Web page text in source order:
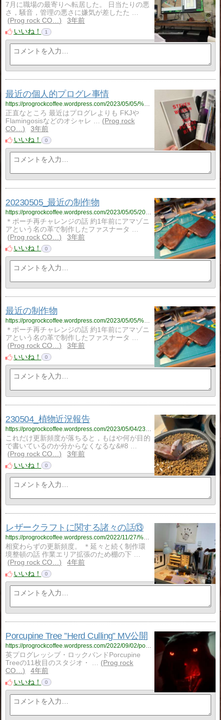
7月に職場の最寄りへ転居した。 日当たりの悪
さ，騒音，管理の悪さに嫌気が差したた …
Prog rock CO…
3年前
いいね！
1
最近の個人的プログレ事情
https://progrockcoffee.wordpress.com/2023/05/05/%e6%9c%80%e8%bf%91%e3%81%ae%e5%80%8b%e4%ba%ba%e7%9a%84%e3%83%97%e3%83%ad%e3%82%b0%e3%83%ac%e4%ba%8b%e6%83%85/
正直なところ 最近はプログレよりも FKJや
Flamingosisなどのオシャレ …
Prog rock
CO…
3年前
いいね！
0
20230505_最近の制作物
https://progrockcoffee.wordpress.com/2023/05/05/20230505_%e6%9c%80%e8%bf%91%e3%81%ae%e5%88%b6%e4%bd%9c%e7%89%a9/
＊ポーチ再チャレンジの話 約1年前にアマゾニ
アという名の革で制作したファスナータ …
Prog rock CO…
3年前
いいね！
0
最近の制作物
https://progrockcoffee.wordpress.com/2023/05/05/%e6%9c%80%e8%bf%91%e3%81%ae%e5%88%b6%e4%bd%9c%e7%89%a9-4/
＊ポーチ再チャレンジの話 約1年前にアマゾニ
アという名の革で制作したファスナータ …
Prog rock CO…
3年前
いいね！
0
230504_植物近況報告
https://progrockcoffee.wordpress.com/2023/05/04/230504_%e6%a4%8d%e7%89%a9%e8%bf%91%e6%b3%81%e5%a0%b1%e5%91%8a/
これだけ更新頻度が落ちると，もはや何が目的
で書いているのか分からなくなるな&#8 …
Prog rock CO…
3年前
いいね！
0
レザークラフトに関する諸々の話⑬
https://progrockcoffee.wordpress.com/2022/11/27/%e3%83%ac%e3%82%b6%e3%83%bc%e3%82%af%e3%83%a9%e3%83%95%e3%83%88%e3%81%ab%e9%96%a2%e3%81%99%e3%82%8b%e8%ab%b8%e3%80%85%e3%81%ae%e8%a9%b1%e2%91%ac/
相変わらずの更新頻度。 ＊延々と続く制作環
境整頓の話 作業エリア拡張のため棚の下 …
Prog rock CO…
4年前
いいね！
0
Porcupine Tree ”Herd Culling” MV公開
https://progrockcoffee.wordpress.com/2022/09/02/porcupine-tree-herd-culling-mv%e5%85%ac%e9%96%8b/
英プログレッシブ・ロックバンドPorcupine
Treeの11枚目のスタジオ・ …
Prog rock
CO…
4年前
いいね！
0